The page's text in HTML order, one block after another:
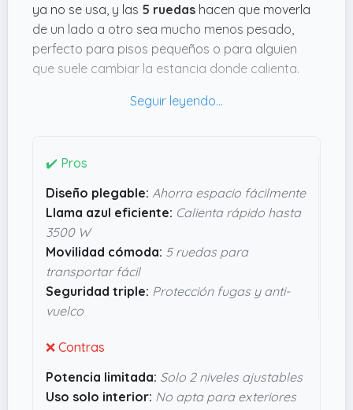
ya no se usa, y las 5 ruedas hacen que moverla
de un lado a otro sea mucho menos pesado,
perfecto para pisos pequeños o para alguien
que suele cambiar la estancia donde calienta.
asegura un calentamiento rápido, algo que se
Lo que da bastante tranquilidad es el triple
contra fugas, apagado automático y anti-
vuelco; parece que está bien pensado para
evitar sustos. También puedes regular la
potencia en dos niveles, lo que viene genial para
no gastar más gas del necesario. En definitiva, si
buscas algo práctico y seguro para calentar sin
complicarte, esta estufa cumple con lo que
✔️ Pros
Diseño plegable: Ahorra espacio fácilmente
Llama azul eficiente: Calienta rápido hasta
3500 W
Movilidad cómoda: 5 ruedas para
transportar fácil
Seguridad triple: Protección fugas y anti-
vuelco
❌ Contras
Potencia limitada: Solo 2 niveles ajustables
Uso solo interior: No apta para exteriores